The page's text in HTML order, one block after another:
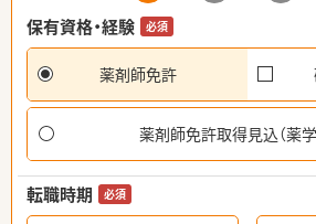
保有資格・経験
必須
薬剤師免許
薬剤師免許取得見込（薬学
転職時期 必須